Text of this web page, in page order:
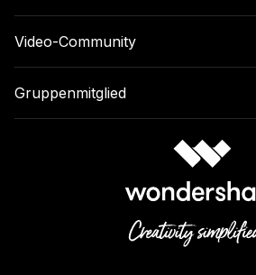
Video-Community
Gruppenmitglied